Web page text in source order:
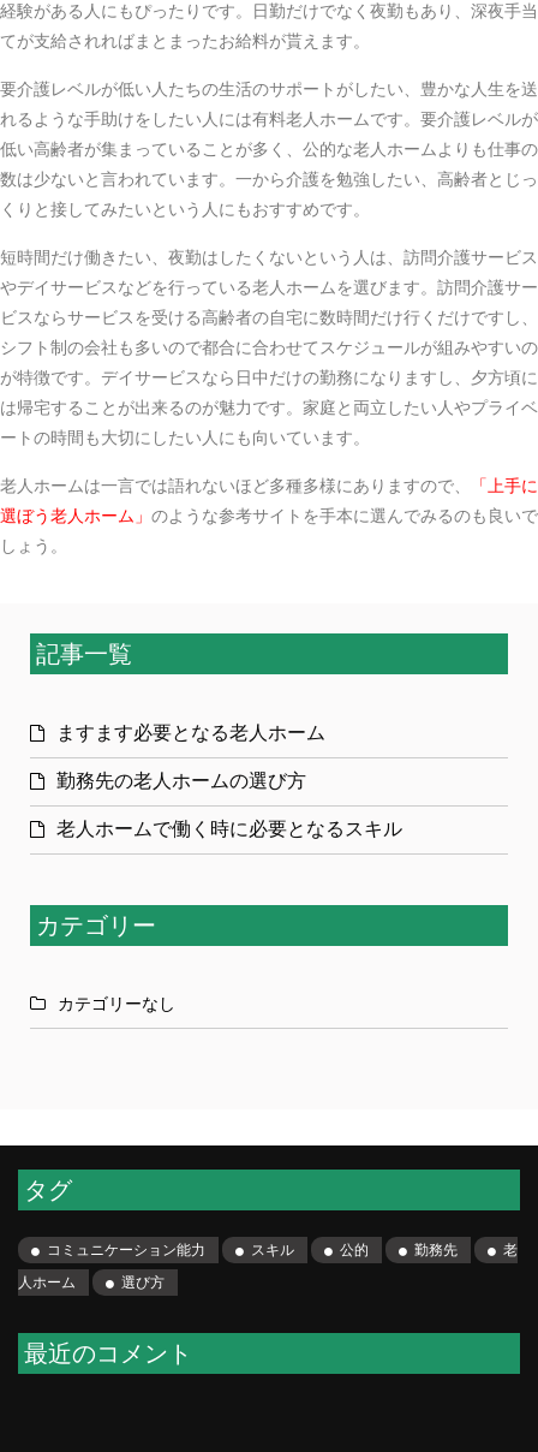
経験がある人にもぴったりです。日勤だけでなく夜勤もあり、深夜手当
てが支給されればまとまったお給料が貰えます。
要介護レベルが低い人たちの生活のサポートがしたい、豊かな人生を送
れるような手助けをしたい人には有料老人ホームです。要介護レベルが
低い高齢者が集まっていることが多く、公的な老人ホームよりも仕事の
数は少ないと言われています。一から介護を勉強したい、高齢者とじっ
くりと接してみたいという人にもおすすめです。
短時間だけ働きたい、夜勤はしたくないという人は、訪問介護サービス
やデイサービスなどを行っている老人ホームを選びます。訪問介護サー
ビスならサービスを受ける高齢者の自宅に数時間だけ行くだけですし、
シフト制の会社も多いので都合に合わせてスケジュールが組みやすいの
が特徴です。デイサービスなら日中だけの勤務になりますし、夕方頃に
は帰宅することが出来るのが魅力です。家庭と両立したい人やプライベ
ートの時間も大切にしたい人にも向いています。
老人ホームは一言では語れないほど多種多様にありますので、 「 上手に
選ぼう老人ホーム 」 のような参考サイトを手本に選んでみるのも良いで
しょう。
記事一覧
ますます必要となる老人ホーム
勤務先の老人ホームの選び方
老人ホームで働く時に必要となるスキル
カテゴリー
カテゴリーなし
タグ
コミュニケーション能力 スキル 公的 勤務先
老
人ホーム
選び方
最近のコメント